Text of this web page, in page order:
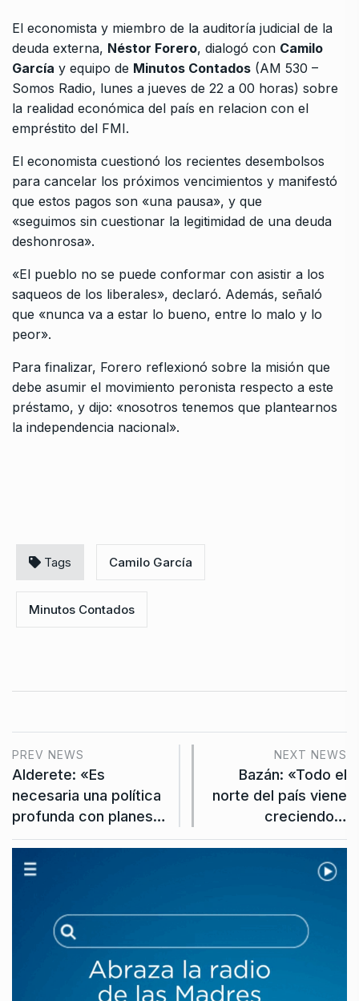
El economista y miembro de la auditoría judicial de la
deuda externa, Néstor Forero, dialogó con Camilo
García y equipo de Minutos Contados (AM 530 –
Somos Radio, lunes a jueves de 22 a 00 horas) sobre
la realidad económica del país en relacion con el
empréstito del FMI.
El economista cuestionó los recientes desembolsos
para cancelar los próximos vencimientos y manifestó
que estos pagos son «una pausa», y que
«seguimos sin cuestionar la legitimidad de una deuda
deshonrosa».
«El pueblo no se puede conformar con asistir a los
saqueos de los liberales», declaró. Además, señaló
que «nunca va a estar lo bueno, entre lo malo y lo
peor».
Para finalizar, Forero reflexionó sobre la misión que
debe asumir el movimiento peronista respecto a este
préstamo, y dijo: «nosotros tenemos que plantearnos
la independencia nacional».
Tags Camilo García
Minutos Contados
PREV NEWS
Alderete: «Es
necesaria una política
profunda con planes…
NEXT NEWS
Bazán: «Todo el
norte del país viene
creciendo…